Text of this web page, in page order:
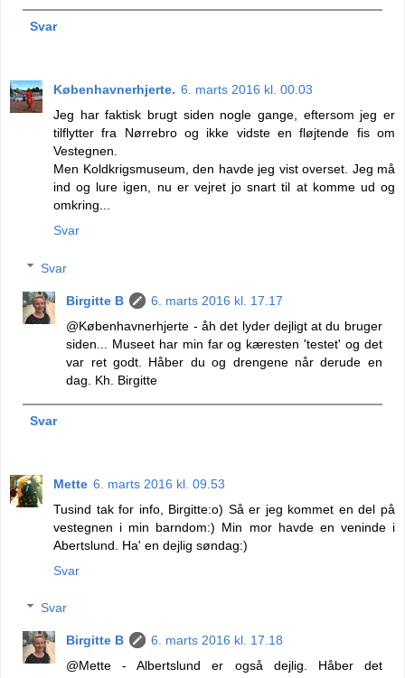
Svar
Københavnerhjerte. 6. marts 2016 kl. 00.03
Jeg har faktisk brugt siden nogle gange, eftersom jeg er
tilflytter fra Nørrebro og ikke vidste en fløjtende fis om
Vestegnen.
Men Koldkrigsmuseum, den havde jeg vist overset. Jeg må
ind og lure igen, nu er vejret jo snart til at komme ud og
omkring...
Svar
Svar
Birgitte B
6. marts 2016 kl. 17.17
@Københavnerhjerte - åh det lyder dejligt at du bruger
siden... Museet har min far og kæresten 'testet' og det
var ret godt. Håber du og drengene når derude en
dag. Kh. Birgitte
Svar
Mette 6. marts 2016 kl. 09.53
Tusind tak for info, Birgitte:o) Så er jeg kommet en del på
vestegnen i min barndom:) Min mor havde en veninde i
Abertslund. Ha' en dejlig søndag:)
Svar
Svar
Birgitte B
6. marts 2016 kl. 17.18
@Mette - Albertslund er også dejlig. Håber det